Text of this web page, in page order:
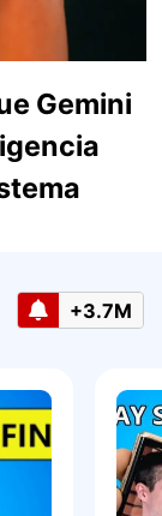
Gemini
+3.7M